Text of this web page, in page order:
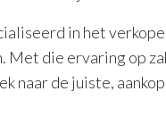
in het
die ervaring op
naar de juiste,